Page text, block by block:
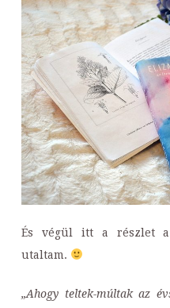
És végül itt a részlet
utaltam.
„Ahogy teltek-múltak az